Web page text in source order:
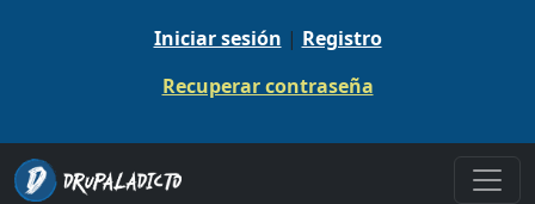
Iniciar sesión | Registro
Recuperar contraseña